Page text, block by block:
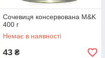
Сочевиця консервована M&K
400 г
Немає в наявності
43 ₴